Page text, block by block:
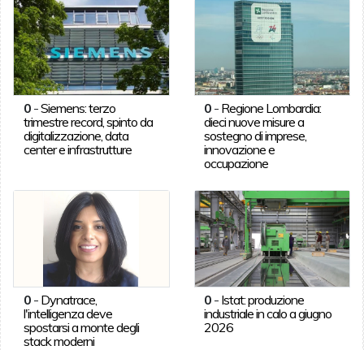
0-Siemens: terzo
trimestre record, spinto da
digitalizzazione, data
center e infrastrutture
0 - Regione Lombardia:
dieci nuove misure a
sostegno di imprese,
innovazione e
occupazione
0- Dynatrace,
l'intelligenza deve
spostarsi a monte degli
stack moderni
0 - Istat: produzione
industriale in calo a giugno
2026